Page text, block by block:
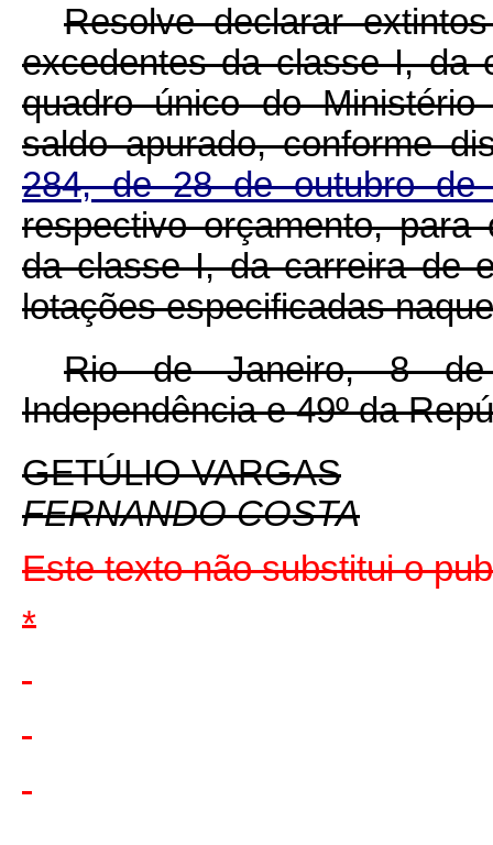
Resolve declarar
excedentes da classe I, da
quadro único do
saldo apurado, conforme
284, de 28 de outubro de
respectivo orçamento,
da classe I, da carreira de
lotações especificadas
Rio de Janeiro, 8 de
Independência e 49º da
GETÚLIO VARGAS
FERNANDO COSTA
Este texto não substitui o
*